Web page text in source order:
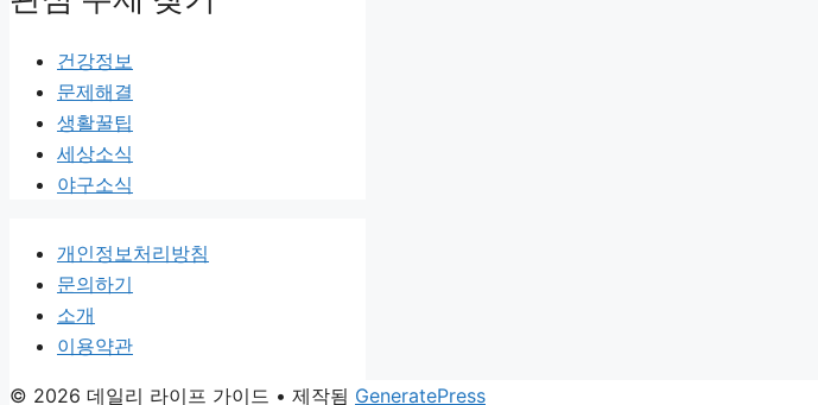
건강정보
문제해결
생활꿀팁
세상소식
야구소식
개인정보처리방침
문의하기
소개
이용약관
© 2026 데일리 라이프 가이드 • 제작됨 GeneratePress